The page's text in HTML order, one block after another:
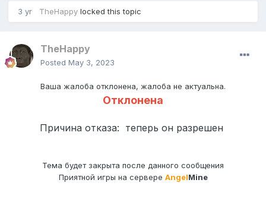
3 yr TheHappy locked this topic
TheHappy
Posted May 3, 2023
Ваша жалоба отклонена, жалоба не актуальна.
Отклонена
Причина отказа: теперь он разрешен
Тема будет закрыта после данного сообщения
Приятной игры на сервере AngelMine